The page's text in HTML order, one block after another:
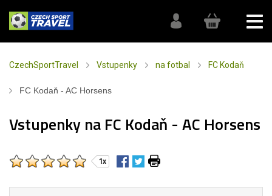
CzechSportTravel Vstupenky na fotbal FC Kodaň
FC Kodaň - AC Horsens
Vstupenky na FC Kodaň - AC Horsens
1x